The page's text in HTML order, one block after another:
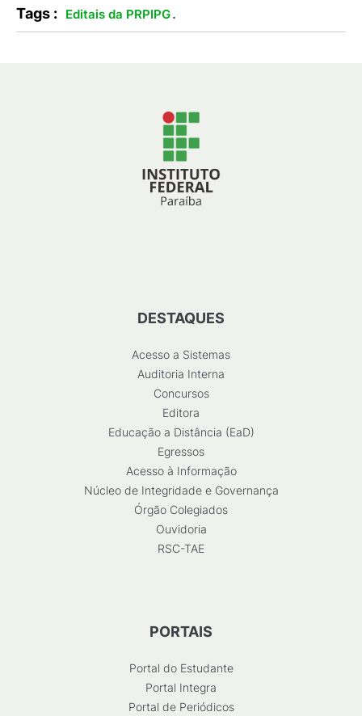
Tags : Editais da PRPIPG.
DESTAQUES
Acesso a Sistemas
Auditoria Interna
Concursos
Editora
Educação a Distância (EaD)
Egressos
Acesso à Informação
Núcleo de Integridade e Governança
Órgão Colegiados
Ouvidoria
RSC-TAE
PORTAIS
Portal do Estudante
Portal Integra
Portal de Periódicos